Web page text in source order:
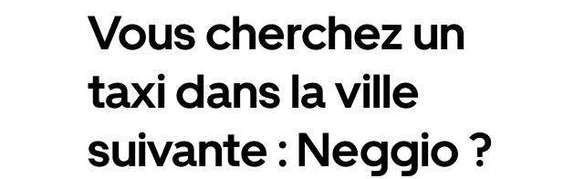
Vous cherchez un
taxi dans la ville
suivante : Neggio ?